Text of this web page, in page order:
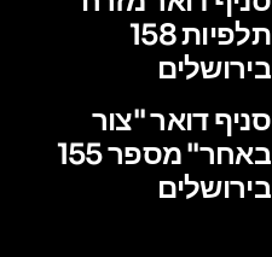
תלפיות 158
בירושלים
סניף דואר "צור
באחר" מספר 155
בירושלים